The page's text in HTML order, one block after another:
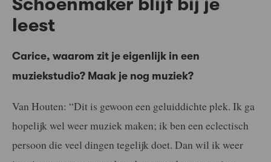
leest
Carice, waarom zit je eigenlijk in een
muziekstudio? Maak je nog muziek?
Van Houten: “Dit is gewoon een geluiddichte plek. Ik ga
hopelijk wel weer muziek maken; ik ben een eclectisch
persoon die veel dingen tegelijk doet. Dan wil ik weer